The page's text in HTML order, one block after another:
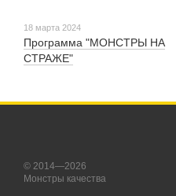
18 марта 2024
Программа "МОНСТРЫ НА
СТРАЖЕ"
© 2014—2026
Монстры качества